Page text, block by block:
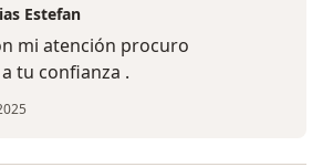
Estefan
mi atención procuro
tu confianza .